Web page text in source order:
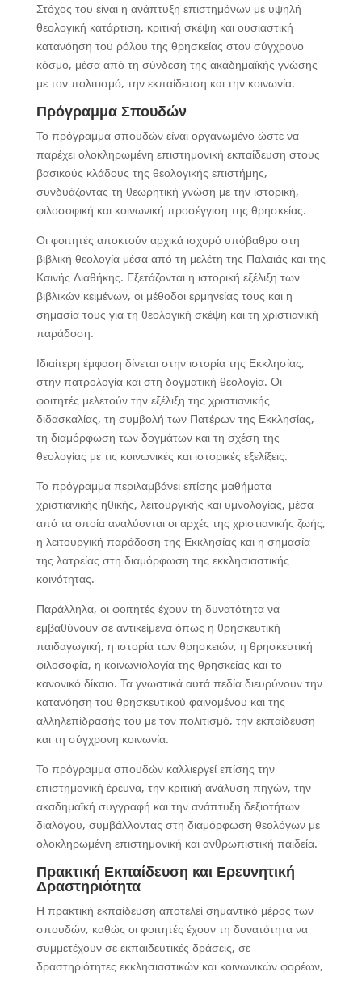
Στόχος του είναι η ανάπτυξη επιστημόνων με υψηλή
θεολογική κατάρτιση, κριτική σκέψη και ουσιαστική
κατανόηση του ρόλου της θρησκείας στον σύγχρονο
κόσμο, μέσα από τη σύνδεση της ακαδημαϊκής γνώσης
με τον πολιτισμό, την εκπαίδευση και την κοινωνία.
Πρόγραμμα Σπουδών
Το πρόγραμμα σπουδών είναι οργανωμένο ώστε να
παρέχει ολοκληρωμένη επιστημονική εκπαίδευση στους
βασικούς κλάδους της θεολογικής επιστήμης,
συνδυάζοντας τη θεωρητική γνώση με την ιστορική,
φιλοσοφική και κοινωνική προσέγγιση της θρησκείας.
Οι φοιτητές αποκτούν αρχικά ισχυρό υπόβαθρο στη
βιβλική θεολογία μέσα από τη μελέτη της Παλαιάς και της
Καινής Διαθήκης. Εξετάζονται η ιστορική εξέλιξη των
βιβλικών κειμένων, οι μέθοδοι ερμηνείας τους και η
σημασία τους για τη θεολογική σκέψη και τη χριστιανική
παράδοση.
Ιδιαίτερη έμφαση δίνεται στην ιστορία της Εκκλησίας,
στην πατρολογία και στη δογματική θεολογία. Οι
φοιτητές μελετούν την εξέλιξη της χριστιανικής
διδασκαλίας, τη συμβολή των Πατέρων της Εκκλησίας,
τη διαμόρφωση των δογμάτων και τη σχέση της
θεολογίας με τις κοινωνικές και ιστορικές εξελίξεις.
Το πρόγραμμα περιλαμβάνει επίσης μαθήματα
χριστιανικής ηθικής, λειτουργικής και υμνολογίας, μέσα
από τα οποία αναλύονται οι αρχές της χριστιανικής ζωής,
η λειτουργική παράδοση της Εκκλησίας και η σημασία
της λατρείας στη διαμόρφωση της εκκλησιαστικής
κοινότητας.
Παράλληλα, οι φοιτητές έχουν τη δυνατότητα να
εμβαθύνουν σε αντικείμενα όπως η θρησκευτική
παιδαγωγική, η ιστορία των θρησκειών, η θρησκευτική
φιλοσοφία, η κοινωνιολογία της θρησκείας και το
κανονικό δίκαιο. Τα γνωστικά αυτά πεδία διευρύνουν την
κατανόηση του θρησκευτικού φαινομένου και της
αλληλεπίδρασής του με τον πολιτισμό, την εκπαίδευση
και τη σύγχρονη κοινωνία.
Το πρόγραμμα σπουδών καλλιεργεί επίσης την
επιστημονική έρευνα, την κριτική ανάλυση πηγών, την
ακαδημαϊκή συγγραφή και την ανάπτυξη δεξιοτήτων
διαλόγου, συμβάλλοντας στη διαμόρφωση θεολόγων με
ολοκληρωμένη επιστημονική και ανθρωπιστική παιδεία.
Πρακτική Εκπαίδευση και Ερευνητική
Δραστηριότητα
Η πρακτική εκπαίδευση αποτελεί σημαντικό μέρος των
σπουδών, καθώς οι φοιτητές έχουν τη δυνατότητα να
συμμετέχουν σε εκπαιδευτικές δράσεις, σε
δραστηριότητες εκκλησιαστικών και κοινωνικών φορέων,